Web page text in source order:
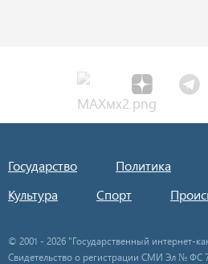
Государство Политика
Культура
Спорт
© 2001 - 2026 "Государственный интернет-
Свидетельство о регистрации СМИ Эл № ФС